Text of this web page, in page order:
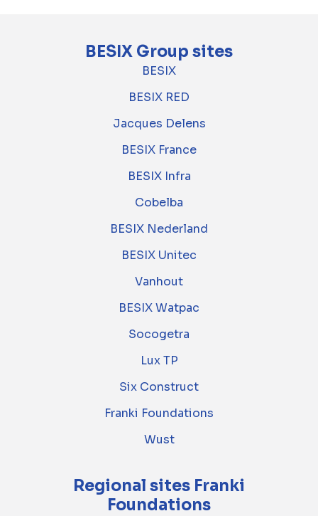
BESIX Group sites
BESIX
BESIX RED
Jacques Delens
BESIX France
BESIX Infra
Cobelba
BESIX Nederland
BESIX Unitec
Vanhout
BESIX Watpac
Socogetra
Lux TP
Six Construct
Franki Foundations
Wust
Regional sites Franki
Foundations